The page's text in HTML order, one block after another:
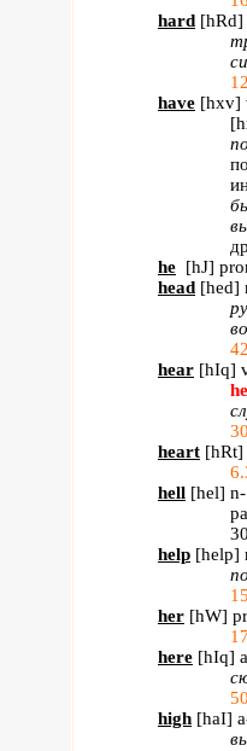
hard [hRd]
have [hxv]
[
he [hJ]
head [hed]
hear [hIq]
heart [hRt]
hell [hel] n-
help [help]
her [hW]
here [hIq]
high [haI] a